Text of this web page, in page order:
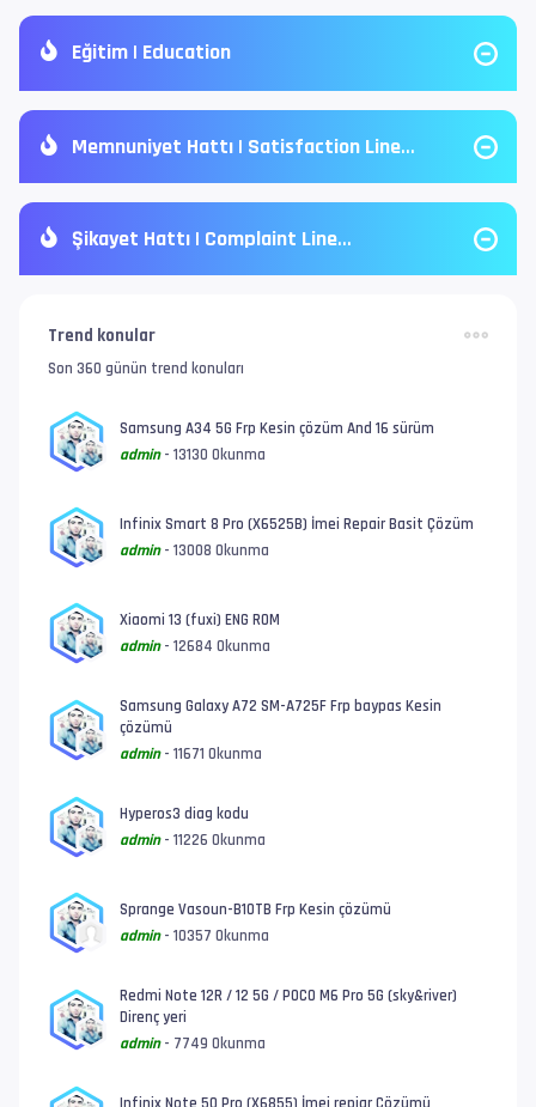
Eğitim | Education
Memnuniyet Hattı | Satisfaction Line
Şikayet Hattı | Complaint Line
Trend konular
Son 360 günün trend konuları
Samsung A34 5G Frp Kesin çözüm And 16 sürüm
admin- 13130 Okunma
Infinix Smart 8 Pro (X6525B) İmei Repair Basit Çözüm
admin- 13008 Okunma
Xiaomi 13 (fuxi) ENG ROM
admin- 12684 Okunma
Samsung Galaxy A72 SM-A725F Frp baypas Kesin
çözümü
admin- 11671 Okunma
Hyperos3 diag kodu
admin- 11226 Okunma
Sprange Vasoun-B10TB Frp Kesin çözümü
admin- 10357 Okunma
Redmi Note 12R / 12 5G / POCO M6 Pro 5G (sky&river)
Direnç yeri
admin- 7749 Okunma